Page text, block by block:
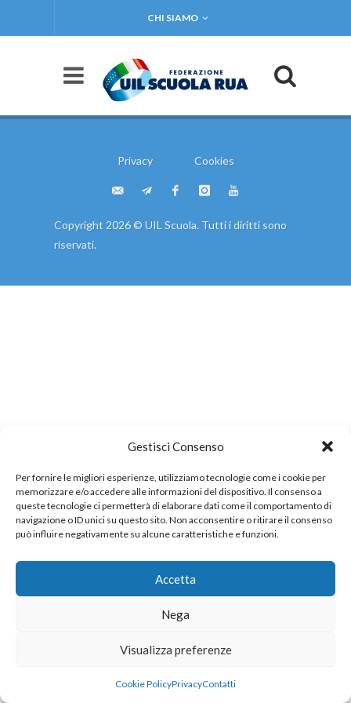
Gestisci Consenso
Per fornire le migliori esperienze, utilizziamo tecnologie come i cookie per
memorizzare e/o accedere alle informazioni del dispositivo. Il consenso a
queste tecnologie ci permetterà di elaborare dati come il comportamento di
navigazione o ID unici su questo sito. Non acconsentire o ritirare il consenso
può influire negativamente su alcune caratteristiche e funzioni.
Accetta
Nega
Visualizza preferenze
Cookie PolicyPrivacyContatti
CHI SIAMO
Privacy Cookies
Copyright 2026 © UIL Scuola. Tutti i diritti sono
riservati.